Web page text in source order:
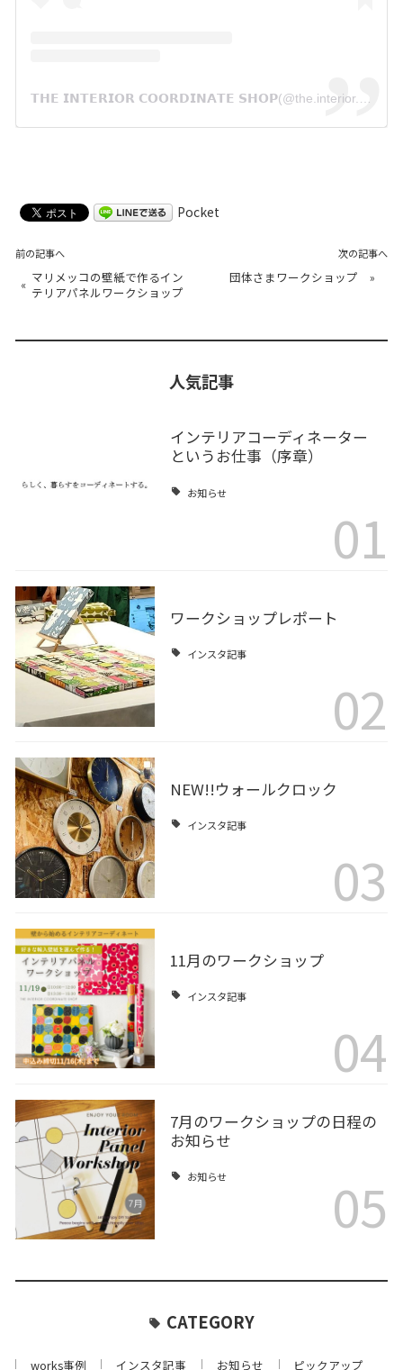
Pocket
前の記事へ
« マリメッコの壁紙で作るイン
テリアパネルワークショップ
次の記事へ
団体さまワークショップ »
人気記事
インテリアコーディネーター
というお仕事（序章）
お知らせ
01
ワークショップレポート
インスタ記事
02
NEW!!ウォールクロック
インスタ記事
03
11月のワークショップ
インスタ記事
04
7月のワークショップの日程の
お知らせ
お知らせ 05
CATEGORY
works事例 インスタ記事 お知らせ ピックアップ